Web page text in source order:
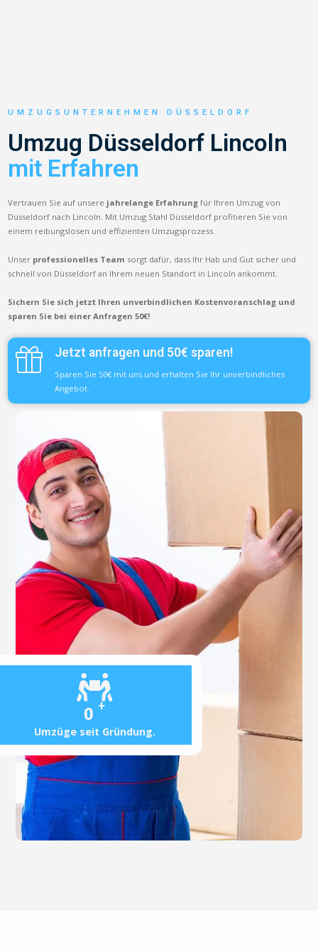
0 +
Umzüge seit Gründung.
UMZUGSUNTERNEHMEN DÜSSELDORF
Umzug Düsseldorf Lincoln
mit Erfahren
Vertrauen Sie auf unsere jahrelange Erfahrung für Ihren Umzug von
Düsseldorf nach Lincoln. Mit Umzug Stahl Düsseldorf profitieren Sie von
einem reibungslosen und effizienten Umzugsprozess.
Unser professionelles Team sorgt dafür, dass Ihr Hab und Gut sicher und
schnell von Düsseldorf an Ihrem neuen Standort in Lincoln ankommt.
Sichern Sie sich jetzt Ihren unverbindlichen Kostenvoranschlag und
sparen Sie bei einer Anfragen 50€!
Jetzt anfragen und 50€ sparen!
Sparen Sie 50€ mit uns und erhalten Sie Ihr unverbindliches
Angebot.